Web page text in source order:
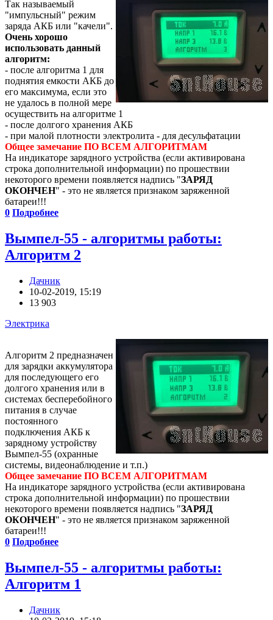
Так называемый
"импульсный" режим
заряда АКБ или "качели".
Очень хорошо
использовать данный
алгоритм:
- после алгоритма 1 для
поднятия емкости АКБ до
его максимума, если это
не удалось в полной мере
осуществить на алгоритме 1
- после долгого хранения АКБ
- при малой плотности электролита - для десульфатации
Общее замечание ПО ВСЕМ АЛГОРИТМАМ
На индикаторе зарядного устройства (если активирована
строка дополнительной информации) по прошествии
некоторого времени появляется надпись "ЗАРЯД
ОКОНЧЕН" - это не является признаком заряженной
батареи!!!
0 Подробнее
Вымпел-55 - алгоритмы работы:
Алгоритм 2
Дачник
10-02-2019, 15:19
13 903
Электрика
Алгоритм 2 предназначен
для зарядки аккумулятора
для последующего его
долгого хранения или в
системах бесперебойного
питания в случае
постоянного
подключения АКБ к
зарядному устройству
Вымпел-55 (охранные
системы, видеонаблюдение и т.п.)
Общее замечание ПО ВСЕМ АЛГОРИТМАМ
На индикаторе зарядного устройства (если активирована
строка дополнительной информации) по прошествии
некоторого времени появляется надпись "ЗАРЯД
ОКОНЧЕН" - это не является признаком заряженной
батареи!!!
0 Подробнее
Вымпел-55 - алгоритмы работы:
Алгоритм 1
Дачник